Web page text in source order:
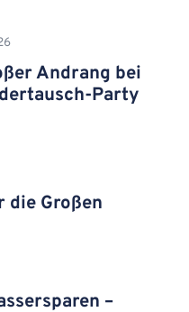
Andrang bei
Party
die Großen
–